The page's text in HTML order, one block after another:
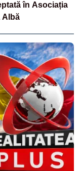
în Asociația
Albă